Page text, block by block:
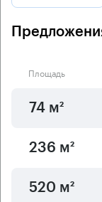
Площадь
74 м²
236 м²
520 м²